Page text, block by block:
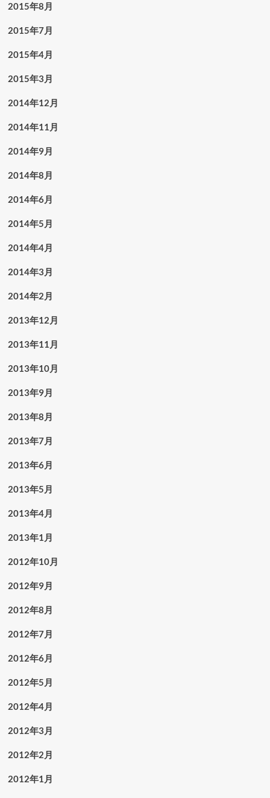
2015年8月
2015年7月
2015年4月
2015年3月
2014年12月
2014年11月
2014年9月
2014年8月
2014年6月
2014年5月
2014年4月
2014年3月
2014年2月
2013年12月
2013年11月
2013年10月
2013年9月
2013年8月
2013年7月
2013年6月
2013年5月
2013年4月
2013年1月
2012年10月
2012年9月
2012年8月
2012年7月
2012年6月
2012年5月
2012年4月
2012年3月
2012年2月
2012年1月